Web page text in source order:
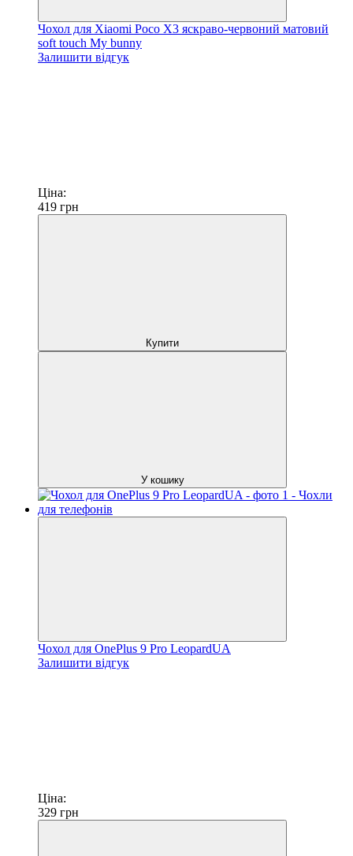
Чохол для Xiaomi Poco X3 яскраво-червоний матовий
soft touch My bunny
Залишити відгук
Ціна:
419 грн
Купити
У кошику
Чохол для OnePlus 9 Pro LeopardUA
Залишити відгук
Ціна:
329 грн